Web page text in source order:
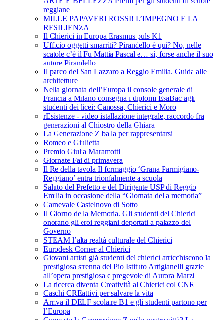
reggiane
MILLE PAPAVERI ROSSI! L’IMPEGNO E LA
RESILIENZA
Il Chierici in Europa Erasmus puls K1
Ufficio oggetti smarriti? Pirandello è qui? No, nelle
scatole c’è il Fu Mattia Pascal e… sì, forse anche il suo
autore Pirandello
Il parco del San Lazzaro a Reggio Emilia. Guida alle
architetture
Nella giornata dell’Europa il console generale di
Francia a Milano consegna i diplomi EsaBac agli
studenti dei licei: Canossa, Chierici e Moro
rEsistenze - video istallazione integrale, raccordo fra
generazioni al Chiostro della Ghiara
La Generazione Z balla per rappresentarsi
Romeo e Giulietta
Premio Giulia Maramotti
Giornate Fai di primavera
Il Re della tavola Il formaggio ‘Grana Parmigiano-
Reggiano’ entra trionfalmente a scuola
Saluto del Prefetto e del Dirigente USP di Reggio
Emilia in occasione della “Giornata della memoria”
Carnevale Castelnovo di Sotto
Il Giorno della Memoria. Gli studenti del Chierici
onorano gli eroi reggiani deportati a palazzo del
Governo
STEAM l’alta realtà culturale del Chierici
Eurodesk Corner al Chierici
Giovani artisti già studenti del chierici arricchiscono la
prestigiosa strenna del Pio Istituto Artigianelli grazie
all’opera prestigiosa e pregevole di Aurora Marzi
La ricerca diventa Creatività al Chierici col CNR
Caschi CREattivi per salvare la vita
Arriva il DELF scolaire B1 e gli studenti partono per
l’Europa